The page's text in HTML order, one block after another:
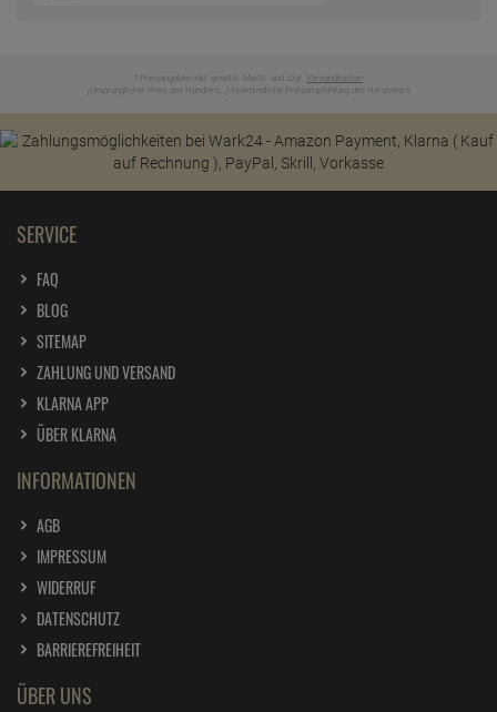
* Preisangaben inkl. gesetzl. MwSt. und zzgl. Versandkosten
Ursprünglicher Preis des Händlers, Unverbindliche Preisempfehlung des Herstellers
SERVICE
FAQ
BLOG
SITEMAP
ZAHLUNG UND VERSAND
KLARNA APP
ÜBER KLARNA
INFORMATIONEN
AGB
IMPRESSUM
WIDERRUF
DATENSCHUTZ
BARRIEREFREIHEIT
ÜBER UNS